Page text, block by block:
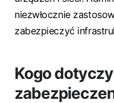
niezwłocznie
zabezpieczyć
Kogo